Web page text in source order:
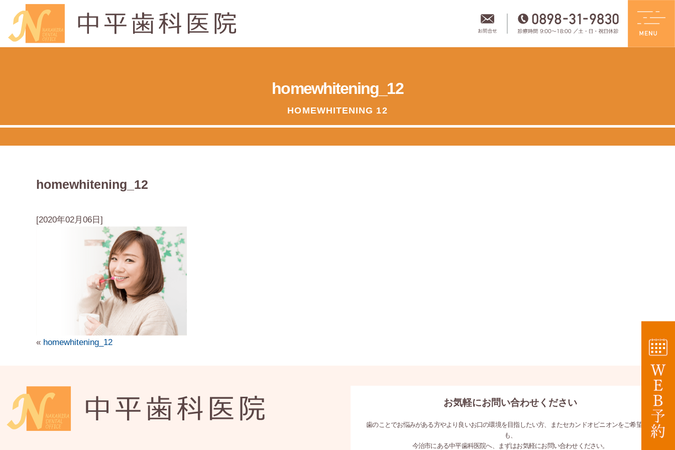
homewhitening_12
HOMEWHITENING 12
homewhitening_12
[2020年02月06日]
« homewhitening_12
お気軽にお問い合わせください
歯のことでお悩みがある方やより良いお口の環境を目指したい方、またセカンドオピニオンをご希望の方
も、
今治市にある中平歯科医院へ、まずはお気軽にお問い合わせください。